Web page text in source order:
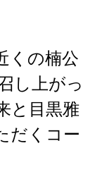
くの楠公
し上がっ
と目黒雅
だくコー